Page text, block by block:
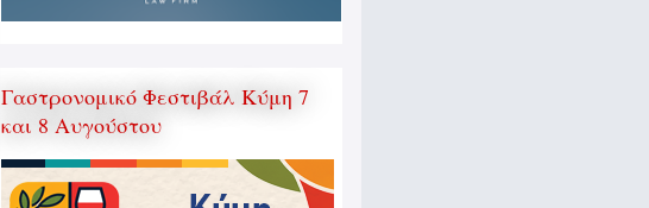
Γαστρονομικό Φεστιβάλ Κύμη 7
και 8 Αυγούστου